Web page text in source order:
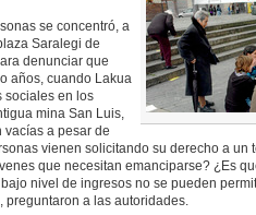
se concentró, a
Saralegi de
denunciar que
años, cuando Lakua
sociales en los
mina San Luis,
vacías a pesar de
vienen solicitando su derecho a un
que necesitan emanciparse? ¿Es
nivel de ingresos no se pueden
preguntaron a las autoridades.